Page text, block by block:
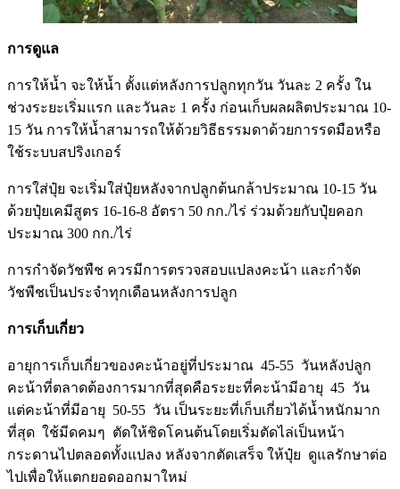
การดูแล
การให้น้ำ จะให้น้ำ ตั้งแต่หลังการปลูกทุกวัน วันละ 2 ครั้ง ใน
ช่วงระยะเริ่มแรก และวันละ 1 ครั้ง ก่อนเก็บผลผลิตประมาณ 10-
15 วัน การให้น้ำสามารถให้ด้วยวิธีธรรมดาด้วยการรดมือหรือ
ใช้ระบบสปริงเกอร์
การใส่ปุ๋ย จะเริ่มใส่ปุ๋ยหลังจากปลูกต้นกล้าประมาณ 10-15 วัน
ด้วยปุ๋ยเคมีสูตร 16-16-8 อัตรา 50 กก./ไร่ ร่วมด้วยกับปุ๋ยคอก
ประมาณ 300 กก./ไร่
การกำจัดวัชพืช ควรมีการตรวจสอบแปลงคะน้า และกำจัด
วัชพืชเป็นประจำทุกเดือนหลังการปลูก
การเก็บเกี่ยว
อายุการเก็บเกี่ยวของคะน้าอยู่ที่ประมาณ 45-55 วันหลังปลูก
คะน้าที่ตลาดต้องการมากที่สุดคือระยะที่คะน้ามีอายุ 45 วัน
แต่คะน้าที่มีอายุ 50-55 วัน เป็นระยะที่เก็บเกี่ยวได้น้ำหนักมาก
ที่สุด ใช้มีดคมๆ ตัดให้ชิดโคนต้นโดยเริ่มตัดไล่เป็นหน้า
กระดานไปตลอดทั้งแปลง หลังจากตัดเสร็จ ให้ปุ๋ย ดูแลรักษาต่อ
ไปเพื่อให้แตกยอดออกมาใหม่